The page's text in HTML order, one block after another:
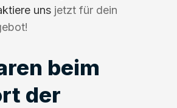
uns jetzt für dein
beim
der